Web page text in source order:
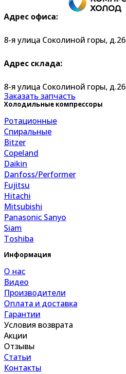
Адрес офиса:
8-я улица Соколиной горы, д.26
Адрес склада:
8-я улица Соколиной горы, д.26
Заказать запчасть
Холодильные компрессоры
Ротационные
Спиральные
Bitzer
Copeland
Daikin
Danfoss/Performer
Fujitsu
Hitachi
Mitsubishi
Panasonic Sanyo
Siam
Toshiba
Информация
О нас
Видео
Производители
Оплата и доставка
Гарантии
Условия возврата
Акции
Отзывы
Статьи
Контакты